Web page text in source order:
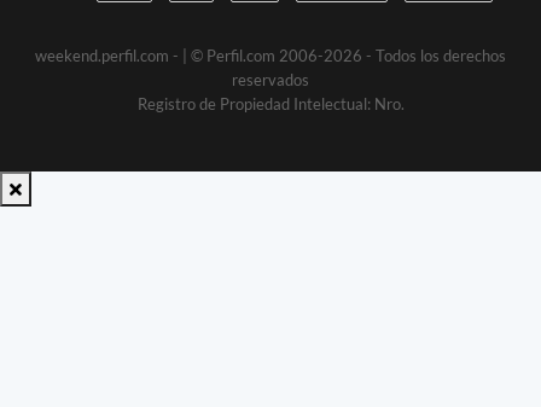
weekend.perfil.com -
| © Perfil.com 2006-2026 - Todos los derechos
reservados
Registro de Propiedad Intelectual: Nro.